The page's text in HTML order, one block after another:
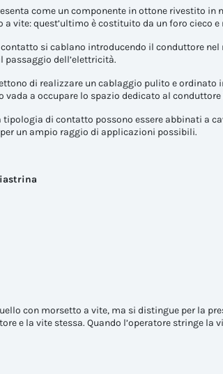
come un componente in ottone rivestito
vite: quest’ultimo è costituito da un foro cieco e
si cablano introducendo il conduttore nel
dell’elettricità.
di realizzare un cablaggio pulito e ordinato
vada a occupare lo spazio dedicato al conduttore
tipologia di contatto possono essere abbinati a
un ampio raggio di applicazioni possibili.
con morsetto a vite, ma si distingue per la
e la vite stessa. Quando l’operatore stringe la